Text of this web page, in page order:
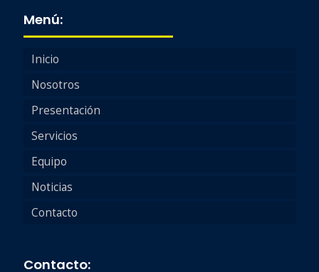
Menú:
Inicio
Nosotros
Presentación
Servicios
Equipo
Noticias
Contacto
Contacto: